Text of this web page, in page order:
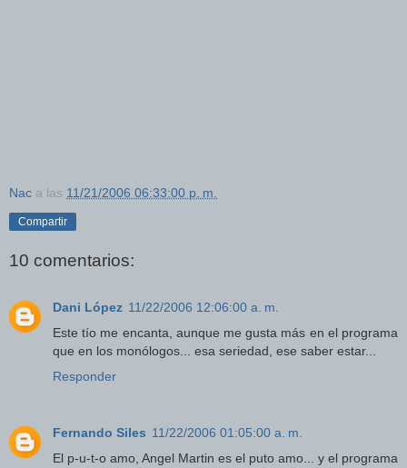
Nac a las 11/21/2006 06:33:00 p. m.
Compartir
10 comentarios:
Dani López 11/22/2006 12:06:00 a. m.
Este tío me encanta, aunque me gusta más en el programa
que en los monólogos... esa seriedad, ese saber estar...
Responder
Fernando Siles 11/22/2006 01:05:00 a. m.
El p-u-t-o amo, Angel Martin es el puto amo... y el programa